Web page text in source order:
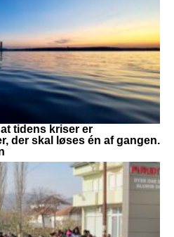
tidens kriser er
der skal løses én af gangen.